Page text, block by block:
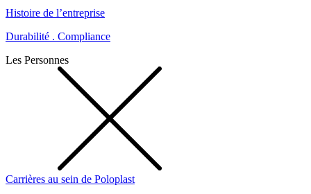
Histoire de l’entreprise
Durabilité . Compliance
Les Personnes
Carrières au sein de Poloplast